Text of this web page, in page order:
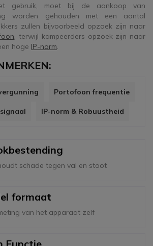
gebruik, moet bij de aankoop van
worden gehouden met een aantal
zullen bijvoorbeeld opzoek zijn naar
, terwijl kampeerders opzoek zijn naar
hoge IP-norm.
Portofoon frequentie
IP-norm & Robuustheid
schade tegen val en stoot
formaat
van het apparaat zelf